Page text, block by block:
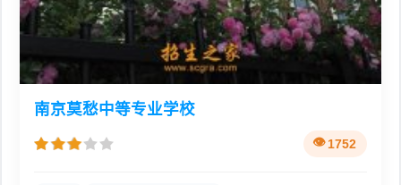
南京莫愁中等专业学校
1752